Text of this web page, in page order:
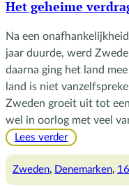
Het geheime
Na een
jaar duurde, werd
daarna ging het land
land is niet
Zweden groeit uit tot
wel in oorlog met veel
Lees verder:
geheime
Zweden, Denemarken,